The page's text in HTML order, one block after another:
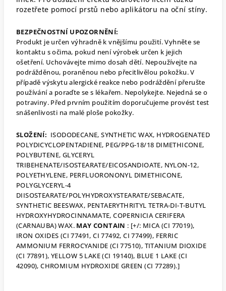
rozetřete pomocí prstů nebo aplikátoru na oční stíny.
BEZPEČNOSTNÍ UPOZORNĚNÍ:
Produkt je určen výhradně k vnějšímu použití. Vyhněte se
kontaktu s očima, pokud není výrobek určen k jejich
ošetření. Uchovávejte mimo dosah dětí. Nepoužívejte na
podrážděnou, poraněnou nebo přecitlivělou pokožku. V
případě výskytu alergické reakce nebo podráždění přerušte
používání a poraďte se s lékařem. Nepolykejte. Nejedná se o
potraviny. Před prvním použitím doporučujeme provést test
snášenlivosti na malé ploše pokožky.
SLOŽENÍ: ISODODECANE, SYNTHETIC WAX, HYDROGENATED
POLYDICYCLOPENTADIENE, PEG/PPG-18/18 DIMETHICONE,
POLYBUTENE, GLYCERYL
TRIBEHENATE/ISOSTEARATE/EICOSANDIOATE, NYLON-12,
POLYETHYLENE, PERFLUORONONYL DIMETHICONE,
POLYGLYCERYL-4
DIISOSTEARATE/POLYHYDROXYSTEARATE/SEBACATE,
SYNTHETIC BEESWAX, PENTAERYTHRITYL TETRA-DI-T-BUTYL
HYDROXYHYDROCINNAMATE, COPERNICIA CERIFERA
(CARNAUBA) WAX. MAY CONTAIN : [+/: MICA (CI 77019),
IRON OXIDES (CI 77491, CI 77492, CI 77499), FERRIC
AMMONIUM FERROCYANIDE (CI 77510), TITANIUM DIOXIDE
(CI 77891), YELLOW 5 LAKE (CI 19140), BLUE 1 LAKE (CI
42090), CHROMIUM HYDROXIDE GREEN (CI 77289).]